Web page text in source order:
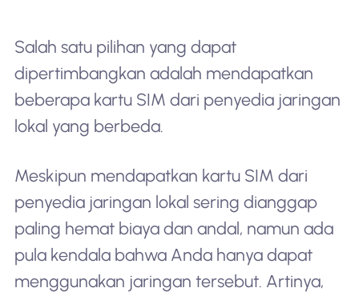
Salah satu pilihan yang dapat
dipertimbangkan adalah mendapatkan
beberapa kartu SIM dari penyedia jaringan
lokal yang berbeda.
Meskipun mendapatkan kartu SIM dari
penyedia jaringan lokal sering dianggap
paling hemat biaya dan andal, namun ada
pula kendala bahwa Anda hanya dapat
menggunakan jaringan tersebut. Artinya,